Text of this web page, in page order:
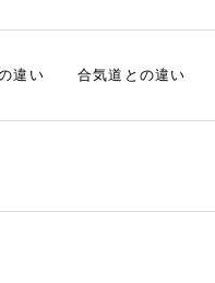
違い 合気道との違い